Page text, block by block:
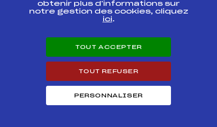
SUIVEZ
L'ACTU
Abonnez-vous à notre newsletter
obtenir plus d'informations sur
notre gestion des cookies, cliquez
ici.
TOUT ACCEPTER
TOUT REFUSER
PERSONNALISER